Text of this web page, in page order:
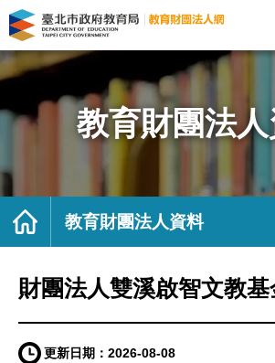
財
團
人
啟
智
｜
市
局
網
站
選
教育財團法
首
教育財團法人資料
財團法人雙溪啟智文教基
更新日期： 2026-08-08